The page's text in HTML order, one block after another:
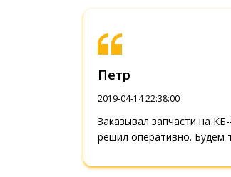
Петр
2019-04-14 22:38:00
Заказывал запчасти на
решил оперативно.